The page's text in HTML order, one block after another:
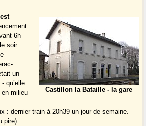
Castillon la Bataille - la gare
6h
soir
un
qu’elle
milieu
: dernier train à 20h39 un jour de semaine.
pire).